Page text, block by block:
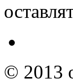
© 2013